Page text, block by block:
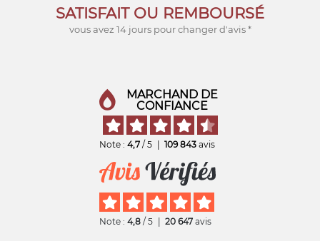
SATISFAIT OU REMBOURSÉ
vous avez 14 jours pour changer d'avis *
MARCHAND DE
CONFIANCE
Note : 4,7 / 5 109 843 avis
Note : 4,8 / 5 20 647 avis